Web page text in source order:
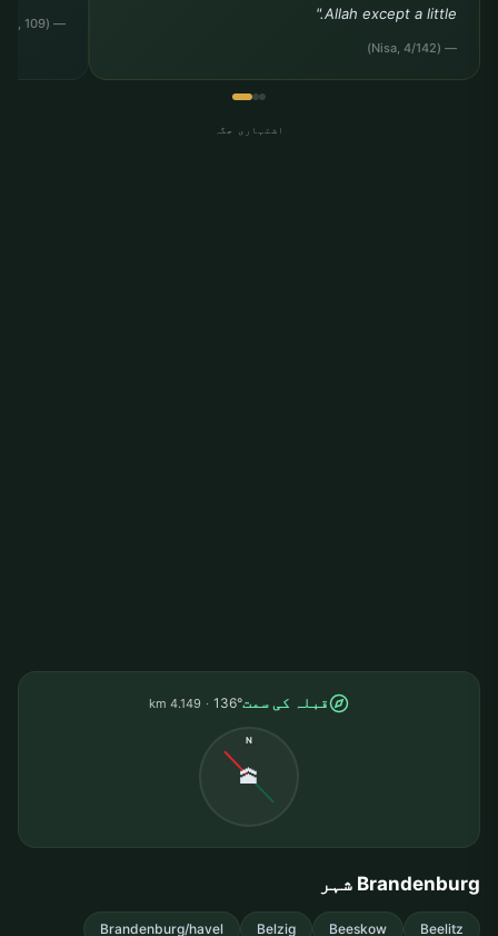
Allah except a little."
— (Nisa, 4/142)
— (Tirmidhi, Da?awat, 109)
اشتہاری جگہ
قبلہ کی سمت136°
4.149 km
N
🕋
Brandenburg شہر
Beelitz
Beeskow
Belzig
Brandenburg/havel